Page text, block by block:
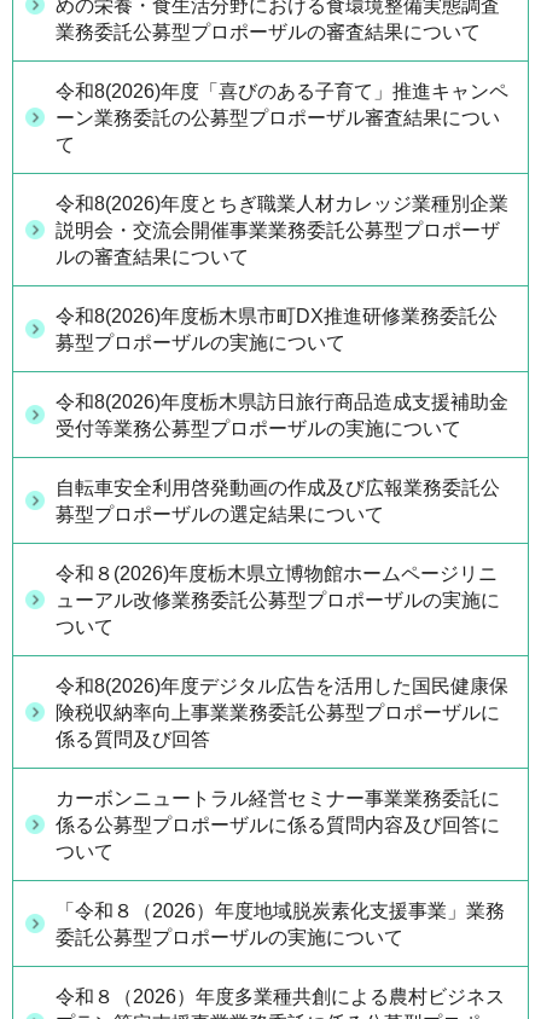
めの栄養・食生活分野における食環境整備実態調査
業務委託公募型プロポーザルの審査結果について
令和8(2026)年度「喜びのある子育て」推進キャンペ
ーン業務委託の公募型プロポーザル審査結果につい
て
令和8(2026)年度とちぎ職業人材カレッジ業種別企業
説明会・交流会開催事業業務委託公募型プロポーザ
ルの審査結果について
令和8(2026)年度栃木県市町DX推進研修業務委託公
募型プロポーザルの実施について
令和8(2026)年度栃木県訪日旅行商品造成支援補助金
受付等業務公募型プロポーザルの実施について
自転車安全利用啓発動画の作成及び広報業務委託公
募型プロポーザルの選定結果について
令和８(2026)年度栃木県立博物館ホームページリニ
ューアル改修業務委託公募型プロポーザルの実施に
ついて
令和8(2026)年度デジタル広告を活用した国民健康保
険税収納率向上事業業務委託公募型プロポーザルに
係る質問及び回答
カーボンニュートラル経営セミナー事業業務委託に
係る公募型プロポーザルに係る質問内容及び回答に
ついて
「令和８（2026）年度地域脱炭素化支援事業」業務
委託公募型プロポーザルの実施について
令和８（2026）年度多業種共創による農村ビジネス